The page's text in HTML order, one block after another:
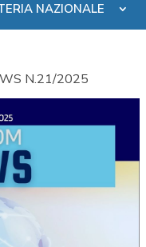
NAZIONALE
N.21/2025